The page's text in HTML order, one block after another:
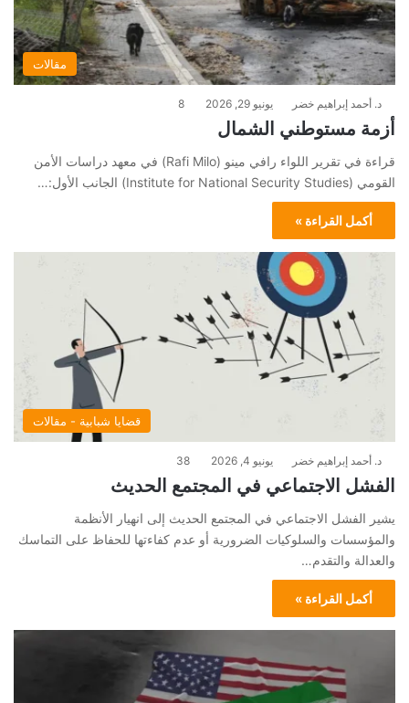
مقالات
د. أحمد إبراهيم خضر يونيو 29, 2026 8
أزمة مستوطني الشمال
قراءة في تقرير اللواء رافي مينو (Rafi Milo) في معهد دراسات الأمن
القومي (Institute for National Security Studies) الجانب الأول:…
أكمل القراءة »
قضايا شبابية - مقالات
د. أحمد إبراهيم خضر يونيو 4, 2026 38
الفشل الاجتماعي في المجتمع الحديث
يشير الفشل الاجتماعي في المجتمع الحديث إلى انهيار الأنظمة
والمؤسسات والسلوكيات الضرورية أو عدم كفاءتها للحفاظ على التماسك
والعدالة والتقدم…
أكمل القراءة »